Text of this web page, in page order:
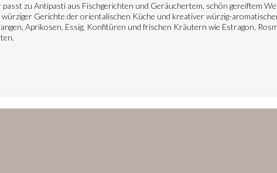
zu Antipasti aus Fischgerichten und Geräuchertem, schön gereiftem
Gerichte der orientalischen Küche und kreativer würzig-
Aprikosen, Essig, Konfitüren und frischen Kräutern wie Estragon,